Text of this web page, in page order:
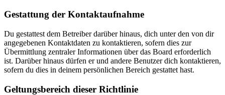
Gestattung der Kontaktaufnahme
Du gestattest dem Betreiber darüber hinaus, dich unter den von dir
angegebenen Kontaktdaten zu kontaktieren, sofern dies zur
Übermittlung zentraler Informationen über das Board erforderlich
ist. Darüber hinaus dürfen er und andere Benutzer dich kontaktieren,
sofern du dies in deinem persönlichen Bereich gestattet hast.
Geltungsbereich dieser Richtlinie